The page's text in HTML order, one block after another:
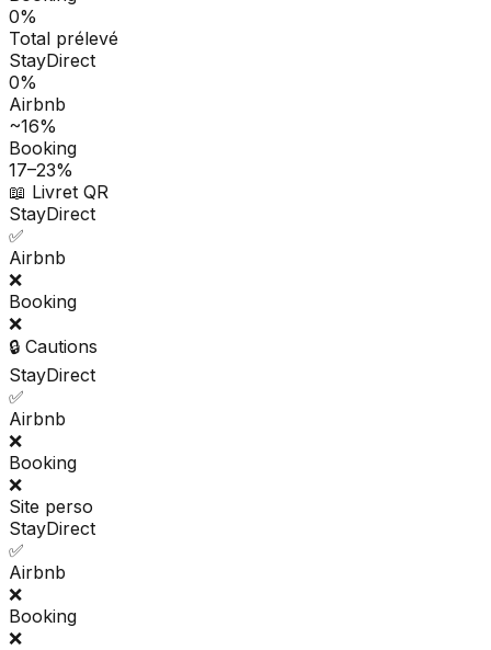
0%
Total prélevé
StayDirect
0%
Airbnb
~16%
Booking
17–23%
📖 Livret QR
StayDirect
✅
Airbnb
❌
Booking
❌
🔒 Cautions
StayDirect
✅
Airbnb
❌
Booking
❌
Site perso
StayDirect
✅
Airbnb
❌
Booking
❌